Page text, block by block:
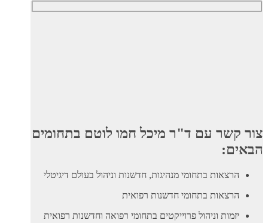
צור קשר עם ד"ר מיכל חמו לוטם בתחומים
הבאים:
הרצאות בתחומי מנהיגות, חדשנות וניהול בעולם דיגיטלי
הרצאות בתחומי חדשנות רפואית
יזמות וניהול פרוייקטים בתחומי רפואה וחדשנות רפואית